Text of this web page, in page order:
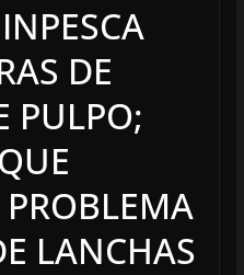
DE
PULPO;
PROBLEMA
LANCHAS